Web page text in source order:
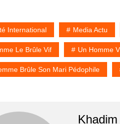
International Media Actu
Le Brûle Vif Un Homme
Brûle Son Mari Pédophile